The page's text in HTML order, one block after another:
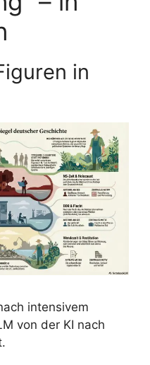
in
intensivem
von der KI nach